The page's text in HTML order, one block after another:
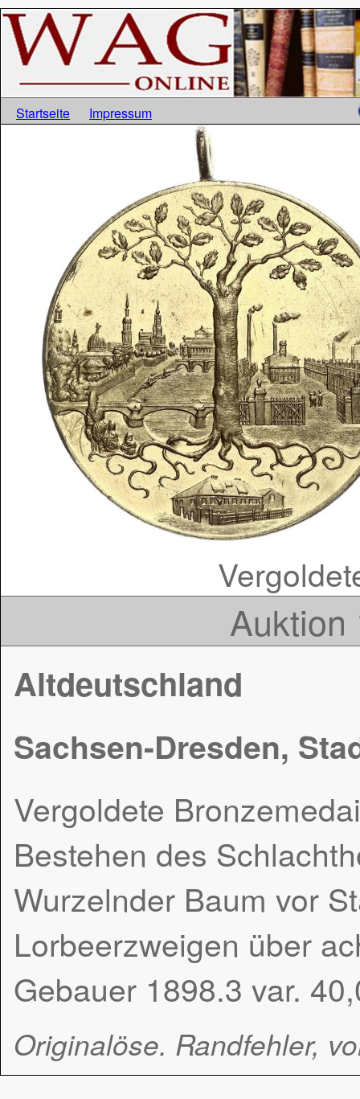
Startseite Impressum
Altdeutschland
Sachsen-Dresden,
Vergoldete
Bestehen des
Wurzelnder Baum vor
Lorbeerzweigen über
Gebauer 1898.3 var.
Originalöse. Randfehler,